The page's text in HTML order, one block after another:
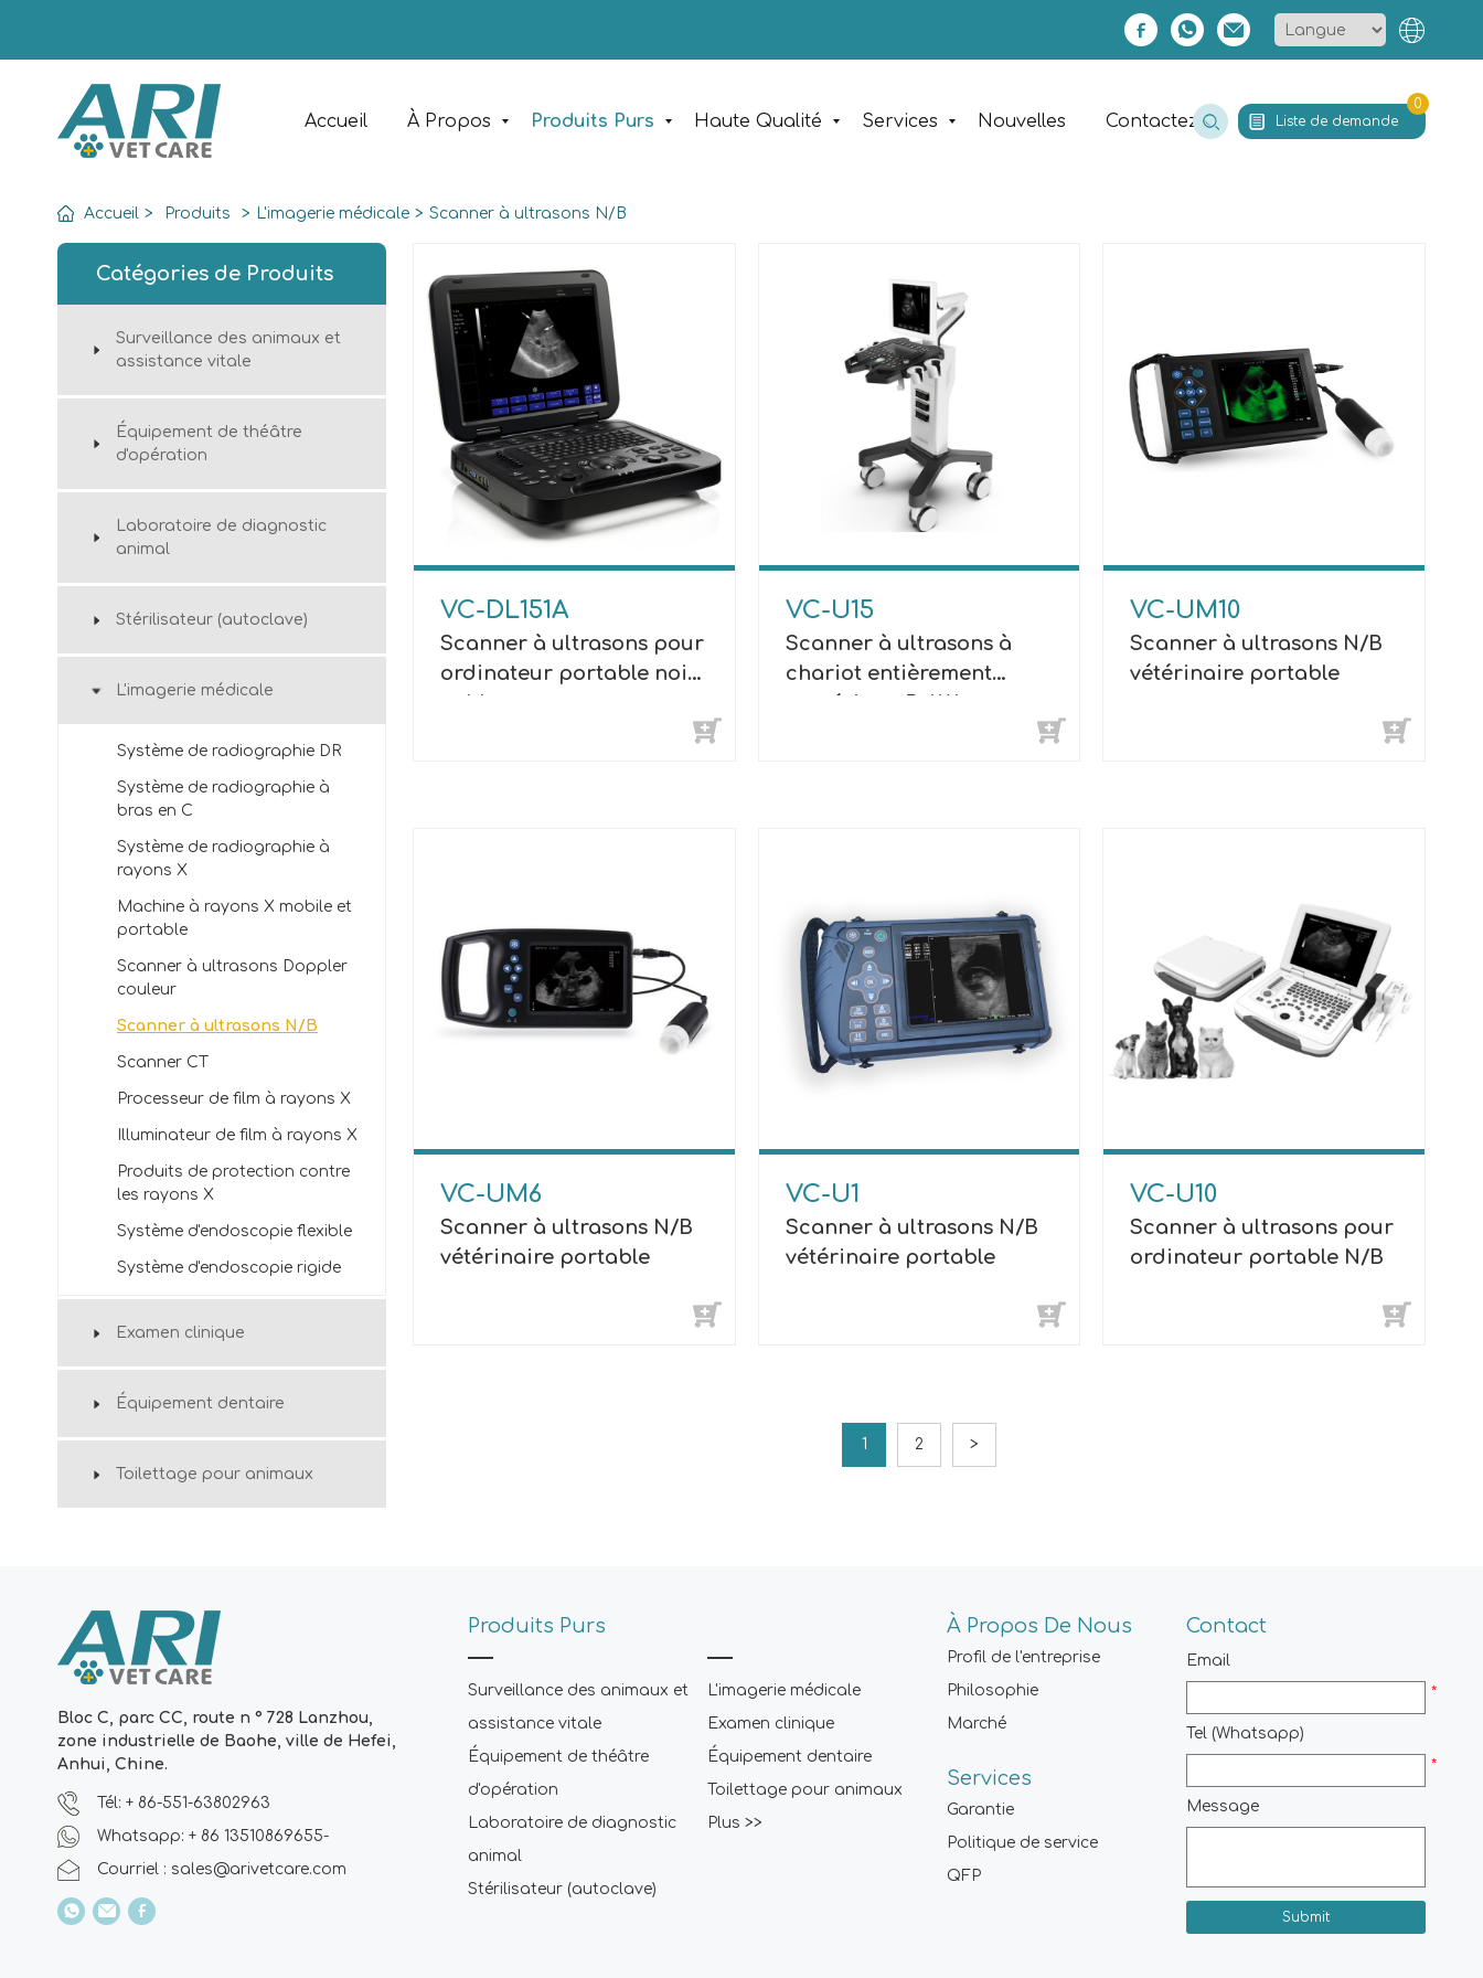
Liste de demande
0
Accueil À Propos Produits Purs Haute Qualité Services Nouvelles Contactez
Accueil > Produits > L'imagerie médicale > Scanner à ultrasons N/B
Catégories de Produits
Surveillance des animaux et
assistance vitale
Équipement de théâtre
d'opération
Laboratoire de diagnostic
animal
Stérilisateur (autoclave)
L'imagerie médicale
Système de radiographie DR
Système de radiographie à
bras en C
Système de radiographie à
rayons X
Machine à rayons X mobile et
portable
Scanner à ultrasons Doppler
couleur
Scanner à ultrasons N/B
Scanner CT
Processeur de film à rayons X
Illuminateur de film à rayons X
Produits de protection contre
les rayons X
Système d'endoscopie flexible
Système d'endoscopie rigide
Examen clinique
Équipement dentaire
Toilettage pour animaux
VC-DL151A
Scanner à ultrasons pour
ordinateur portable noir
et blanc
VC-U15
Scanner à ultrasons à
chariot entièrement
numérique B / W
VC-UM10
Scanner à ultrasons N/B
vétérinaire portable
VC-UM6
Scanner à ultrasons N/B
vétérinaire portable
VC-U1
Scanner à ultrasons N/B
vétérinaire portable
VC-U10
Scanner à ultrasons pour
ordinateur portable N/B
1 2 >
Bloc C, parc CC, route n ° 728 Lanzhou,
zone industrielle de Baohe, ville de Hefei,
Anhui, Chine.
Tél: + 86-551-63802963
Whatsapp: + 86 13510869655-
Courriel : sales@arivetcare.com
Produits Purs
Surveillance des animaux et
assistance vitale
Équipement de théâtre
d'opération
Laboratoire de diagnostic
animal
Stérilisateur (autoclave)
L'imagerie médicale
Examen clinique
Équipement dentaire
Toilettage pour animaux
Plus >>
À Propos De Nous
Profil de l'entreprise
Philosophie
Marché
Services
Garantie
Politique de service
QFP
Contact
Email
*
Tel (Whatsapp)
*
Message
Submit